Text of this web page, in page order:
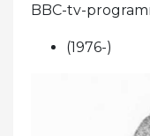
BBC-tv-
(1976-)